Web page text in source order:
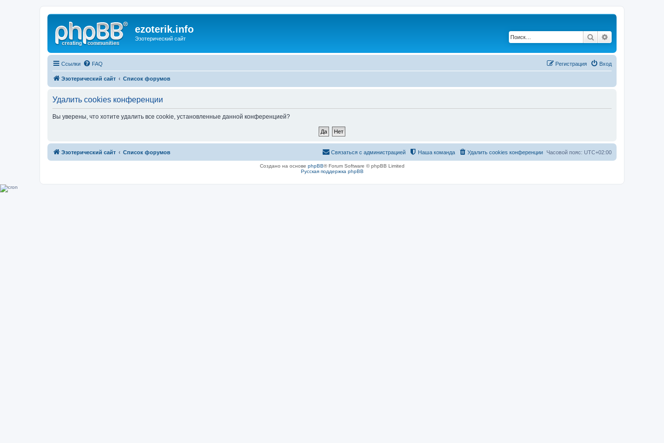
ezoterik.info
Эзотерический сайт Поиск
Ссылки FAQ Вход
Регистрация
Эзотерический сайт Список форумов
Удалить cookies конференции
Вы уверены, что хотите удалить все cookie, установленные данной конференцией?
Эзотерический сайт Список форумов Часовой пояс: UTC+02:00
Удалить cookies конференции
Наша команда
Связаться с администрацией
Создано на основе phpBB® Forum Software © phpBB Limited
Русская поддержка phpBB